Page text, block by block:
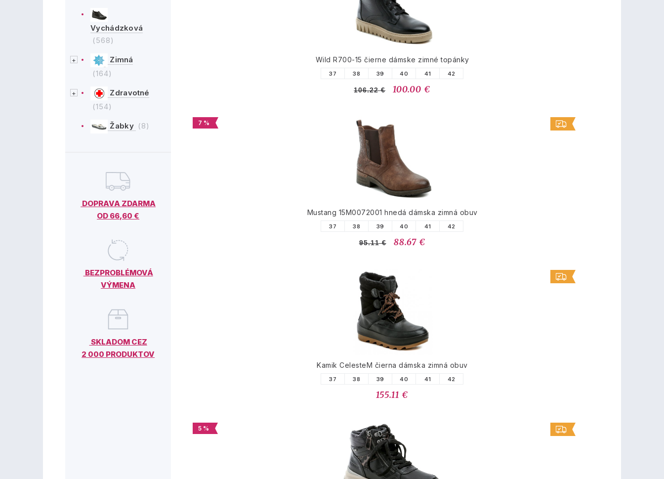
Vychádzková
(568)
Zimná
(164)
Zdravotné
(154)
Žabky (8)
DOPRAVA ZDARMA
OD 66,60 €
BEZPROBLÉMOVÁ
VÝMENA
SKLADOM CEZ
2 000 PRODUKTOV
Wild R700-15 čierne dámske zimné topánky
37 38 39 40 41 42
106.22 € 100.00 €
7 %
Mustang 15M0072001 hnedá dámska zimná obuv
37 38 39 40 41 42
95.11 € 88.67 €
Kamik CelesteM čierna dámska zimná obuv
37 38 39 40 41 42
155.11 €
5 %